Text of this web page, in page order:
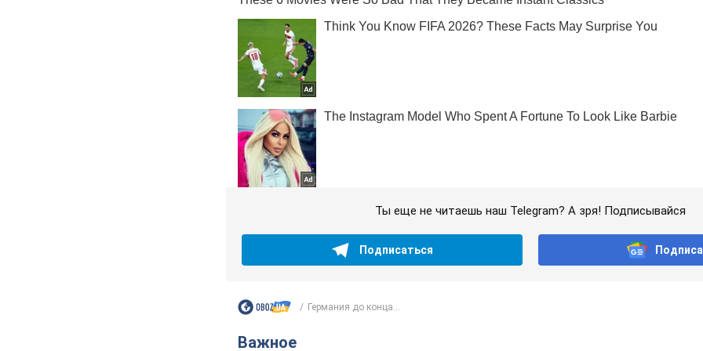
Ты еще не читаешь наш Telegram? А зря! Подписывайся
Подписаться
Германия до конца...
Важное